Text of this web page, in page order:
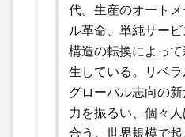
代。生産のオート
ル革命、単純サー
構造の転換によっ
生している。リベラ
グローバル志向の
力を振るい、個々
合う。世界規模で